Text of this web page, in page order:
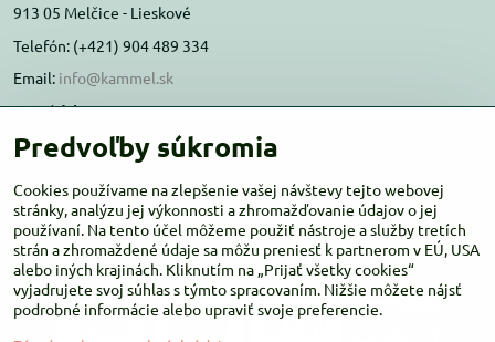
913 05 Melčice - Lieskové
Telefón: (+421) 904 489 334
Email: info@kammel.sk
Prevádzka:
Administratívna budova PD Melčice
Otváracie hodiny:PO-ŠT 8:00 - 16:00
PIA-NE Zatvorené
Predvoľby súkromia
Cookies používame na zlepšenie vašej návštevy tejto webovej
stránky, analýzu jej výkonnosti a zhromažďovanie údajov o jej
používaní. Na tento účel môžeme použiť nástroje a služby tretích
strán a zhromaždené údaje sa môžu preniesť k partnerom v EÚ, USA
alebo iných krajinách. Kliknutím na „Prijať všetky cookies“
vyjadrujete svoj súhlas s týmto spracovaním. Nižšie môžete nájsť
podrobné informácie alebo upraviť svoje preferencie.